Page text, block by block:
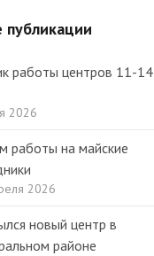
публикации
работы центров 11-14
2026
работы на майские
2026
новый центр в
районе